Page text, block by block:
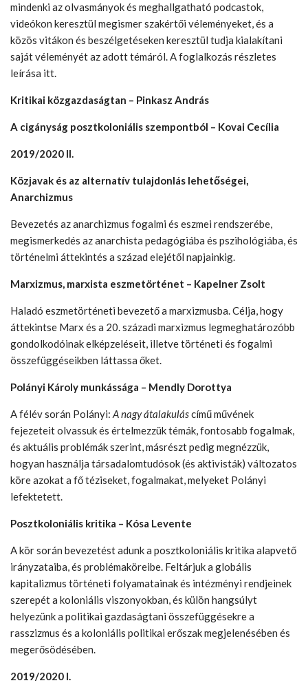
mindenki az olvasmányok és meghallgatható podcastok,
videókon keresztül megismer szakértői véleményeket, és a
közös vitákon és beszélgetéseken keresztül tudja kialakítani
saját véleményét az adott témáról. A foglalkozás részletes
leírása itt.
Kritikai közgazdaságtan – Pinkasz András
A cigányság posztkoloniális szempontból – Kovai Cecília
2019/2020 II.
Közjavak és az alternatív tulajdonlás lehetőségei,
Anarchizmus
Bevezetés az anarchizmus fogalmi és eszmei rendszerébe,
megismerkedés az anarchista pedagógiába és pszihológiába, és
történelmi áttekintés a század elejétől napjainkig.
Marxizmus, marxista eszmetörténet – Kapelner Zsolt
Haladó eszmetörténeti bevezető a marxizmusba. Célja, hogy
áttekintse Marx és a 20. századi marxizmus legmeghatározóbb
gondolkodóinak elképzeléseit, illetve történeti és fogalmi
összefüggéseikben láttassa őket.
Polányi Károly munkássága – Mendly Dorottya
A félév során Polányi: A nagy átalakuláscímű művének
fejezeteit olvassuk és értelmezzük témák, fontosabb fogalmak,
és aktuális problémák szerint, másrészt pedig megnézzük,
hogyan használja társadalomtudósok (és aktivisták) változatos
köre azokat a fő téziseket, fogalmakat, melyeket Polányi
lefektetett.
Posztkoloniális kritika – Kósa Levente
A kör során bevezetést adunk a posztkoloniális kritika alapvető
irányzataiba, és problémaköreibe. Feltárjuk a globális
kapitalizmus történeti folyamatainak és intézményi rendjeinek
szerepét a koloniális viszonyokban, és külön hangsúlyt
helyezünk a politikai gazdaságtani összefüggésekre a
rasszizmus és a koloniális politikai erőszak megjelenésében és
megerősödésében.
2019/2020 I.